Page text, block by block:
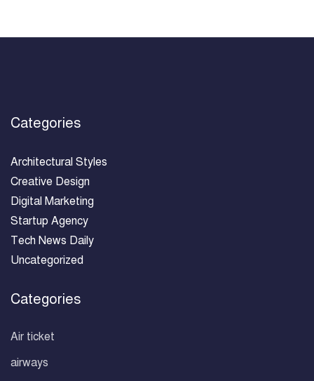
Categories
Architectural Styles
Creative Design
Digital Marketing
Startup Agency
Tech News Daily
Uncategorized
Categories
Air ticket
airways